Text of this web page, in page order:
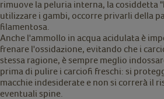
rimuove la peluria interna, la cosiddetta
utilizzare i gambi, occorre privarli della
filamentosa.
Anche l'ammollo in acqua acidulata è
frenare l'ossidazione, evitando che i
stessa ragione, è sempre meglio
prima di pulire i carciofi freschi: si
macchie indesiderate e non si correrà il
eventuali spine.